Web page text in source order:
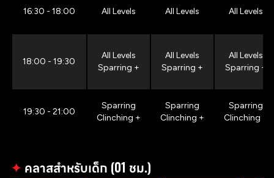
16:30 - 18:00 All Levels All Levels All Levels
18:00 - 19:30
All Levels
Sparring +
All Levels
Sparring +
All Levels
Sparring +
19:30 - 21:00
Sparring
Clinching +
Sparring
Clinching +
Sparring
Clinching +
✦ คลาสสำหรับเด็ก (01 ชม.)